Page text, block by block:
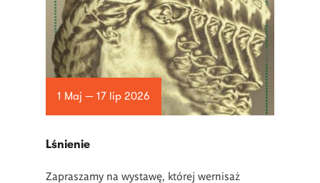
1 Maj — 17 lip 2026
Lśnienie
Zapraszamy na wystawę, której wernisaż